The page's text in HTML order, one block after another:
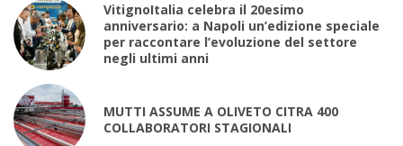
VitignoItalia celebra il 20esimo
anniversario: a Napoli un’edizione speciale
per raccontare l’evoluzione del settore
negli ultimi anni
MUTTI ASSUME A OLIVETO CITRA 400
COLLABORATORI STAGIONALI